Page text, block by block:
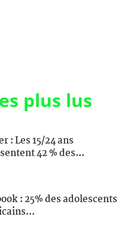
plus lus
: Les 15/24 ans
42 % des...
: 25% des adolescents